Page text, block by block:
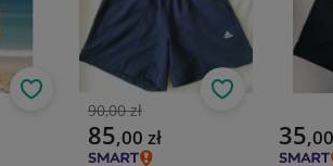
Obserwuj
Poprzednia cena
90,00 zł
Aktualna cena
85,00 zł
Obserwuj
35,00